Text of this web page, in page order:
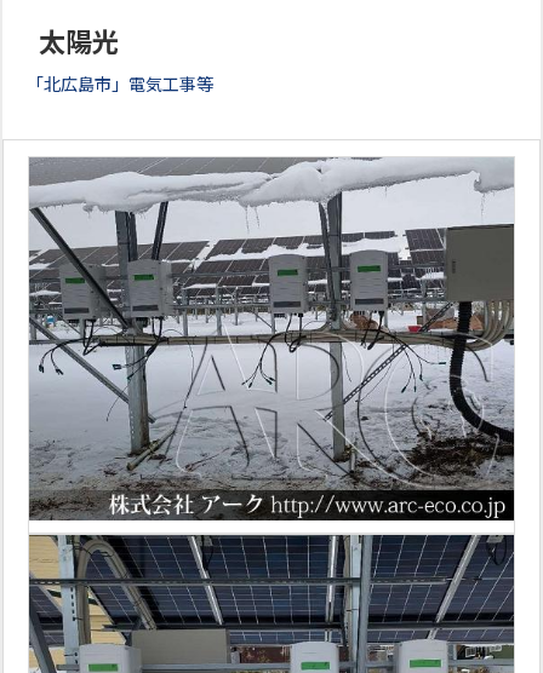
太陽光
「北広島市」電気工事等